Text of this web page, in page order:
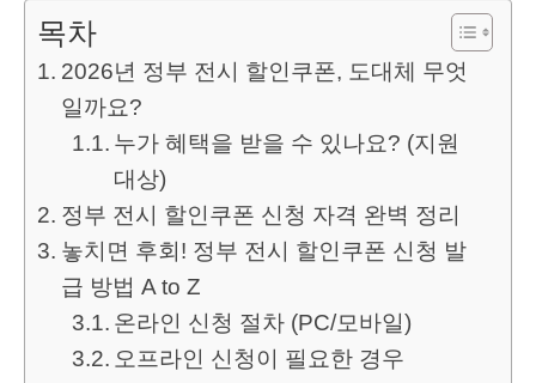
목차
2026년 정부 전시 할인쿠폰, 도대체 무엇
일까요?
누가 혜택을 받을 수 있나요? (지원
대상)
정부 전시 할인쿠폰 신청 자격 완벽 정리
놓치면 후회! 정부 전시 할인쿠폰 신청 발
급 방법 A to Z
온라인 신청 절차 (PC/모바일)
오프라인 신청이 필요한 경우